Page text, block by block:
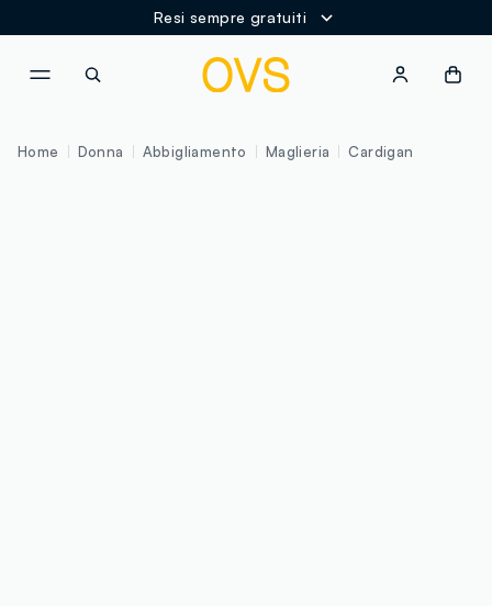
Resi sempre gratuiti
Home Donna Abbigliamento Maglieria Cardigan